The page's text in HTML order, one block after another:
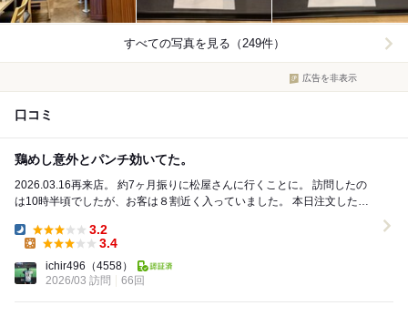
すべての写真を見る（249件）
広告を非表示
口コミ
鶏めし意外とパンチ効いてた。
2026.03.16再来店。 約7ヶ月振りに松屋さんに行くことに。 訪問したの
は10時半頃でしたが、お客は８割近く入っていました。 本日注文したの
Dinner:
3.2
3.4
ichir496 （4558）
2026/03 訪問
66回